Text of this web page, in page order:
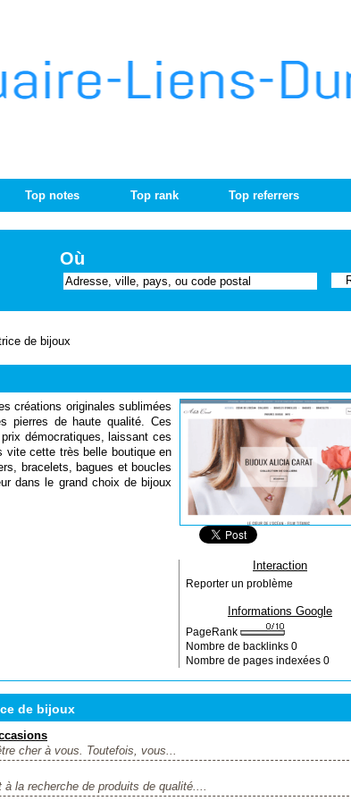
Top notes Top rank Top referrers
Où
de bijoux
créations originales sublimées
pierres de haute qualité. Ces
démocratiques, laissant ces
vite cette très belle boutique en
bracelets, bagues et boucles
dans le grand choix de bijoux
Interaction
Reporter un problème
Informations Google
PageRank
Nombre de backlinks 0
Nombre de pages indexées 0
de bijoux
cher à vous. Toutefois, vous...
la recherche de produits de qualité....